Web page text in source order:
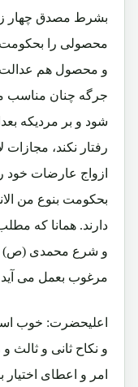
بشرط مصدق چهار زن
محصولی را
و محصول هم عدالت
جرگه چنان مناسب
شود و بر مردیکه
رفتار نکند،
ازواج عارضات خود
بحکومت بنوع من
دارند. همانا که
و شرع محمدی (ص)
مرغوب بعمل می
اعلیحضرت: خوب
و نکاح ثانی و ثالث و
امر و اعطای